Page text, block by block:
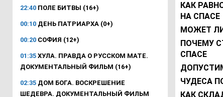
22:40 ПОЛЕ БИТВЫ (16+)
00:10 ДЕНЬ ПАТРИАРХА (0+)
00:20 СОФИЯ (12+)
01:35 ХУЛА. ПРАВДА О РУССКОМ МАТЕ.
ДОКУМЕНТАЛЬНЫЙ ФИЛЬМ (16+)
02:35 ДОМ БОГА. ВОСКРЕШЕНИЕ
ШЕДЕВРА. ДОКУМЕНТАЛЬНЫЙ ФИЛЬМ
КАК
НА СПАСЕ
МОЖЕТ
ПОЧЕМУ
СПАСЕ
ЧУДЕСА
КАК